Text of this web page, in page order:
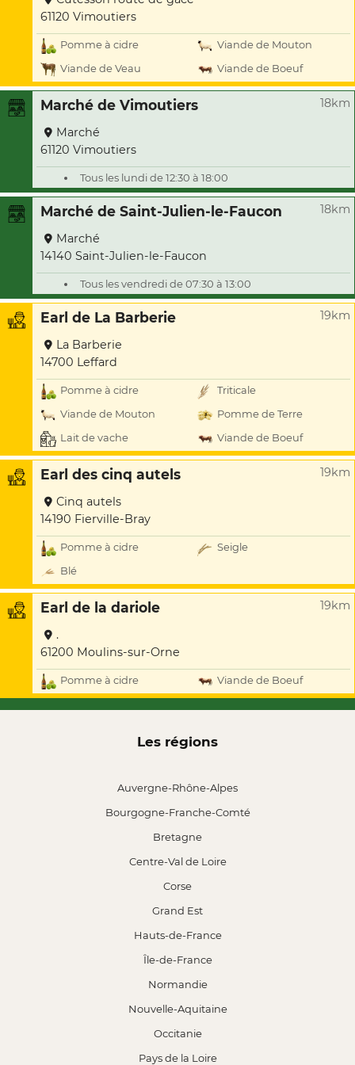
61120 Vimoutiers
Pomme à cidre
Viande de Mouton
Viande de Veau
Viande de Boeuf
Marché de Vimoutiers 18km
Marché
61120 Vimoutiers
Tous les lundi de 12:30 à 18:00
Marché de Saint-Julien-le-Faucon 18km
Marché
14140 Saint-Julien-le-Faucon
Tous les vendredi de 07:30 à 13:00
Earl de La Barberie 19km
La Barberie
14700 Leffard
Pomme à cidre
Triticale
Viande de Mouton
Pomme de Terre
Lait de vache
Viande de Boeuf
Earl des cinq autels 19km
Cinq autels
14190 Fierville-Bray
Pomme à cidre
Seigle
Blé
Earl de la dariole 19km
.
61200 Moulins-sur-Orne
Pomme à cidre Viande de Boeuf
Les régions
Auvergne-Rhône-Alpes
Bourgogne-Franche-Comté
Bretagne
Centre-Val de Loire
Corse
Grand Est
Hauts-de-France
Île-de-France
Normandie
Nouvelle-Aquitaine
Occitanie
Pays de la Loire